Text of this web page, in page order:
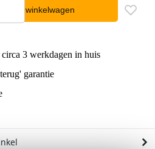
In winkelwagen
3 werkdagen in huis
garantie